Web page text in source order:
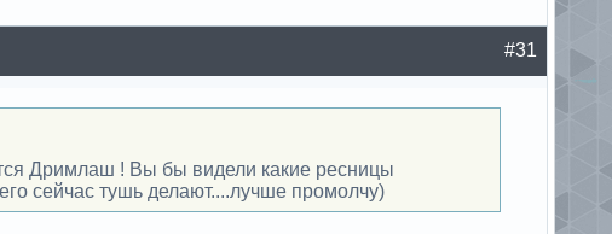
#31
Дримлаш ! Вы бы видели какие ресницы
сейчас тушь делают....лучше промолчу)